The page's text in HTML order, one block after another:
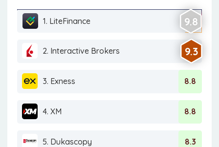
1. LiteFinance 9.8
2. Interactive Brokers 9.3
3. Exness 8.8
4. XM 8.8
5. Dukascopy 8.3